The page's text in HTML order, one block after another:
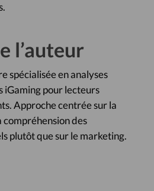
l’auteur
spécialisée en analyses
iGaming pour lecteurs
Approche centrée sur la
des
plutôt que sur le marketing.